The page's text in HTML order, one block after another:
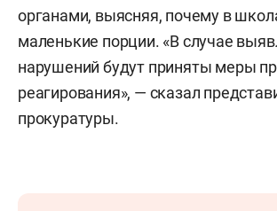
органами, выясняя, почему в
маленькие порции. «В случае
нарушений будут приняты меры
реагирования», — сказал
прокуратуры.